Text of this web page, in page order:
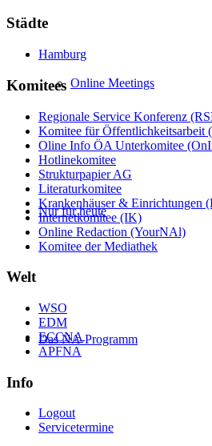
Online Meetings
Nur für heute
Das NA-Programm
Städte
Hamburg
Komitees
Regionale Service Konferenz
Komitee für Öffentlichkeitsarbeit
Oline Info ÖA Unterkomitee
Hotlinekomitee
Strukturpapier AG
Literaturkomitee
Krankenhäuser & Einrichtungen
Internetkomitee (IK)
Online Redaction (YourNAl)
Komitee der Mediathek
Welt
WSO
EDM
ECCNA
APFNA
Info
Logout
Servicetermine